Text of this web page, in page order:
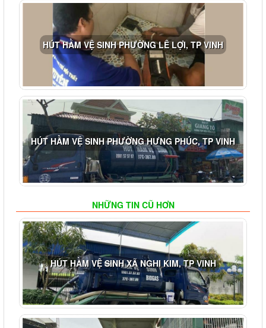
HÚT HẦM VỆ SINH PHƯỜNG LÊ LỢI, TP VINH
HÚT HẦM VỆ SINH PHƯỜNG HƯNG PHÚC, TP VINH
NHỮNG TIN CŨ HƠN
HÚT HẦM VỆ SINH XÃ NGHI KIM, TP VINH